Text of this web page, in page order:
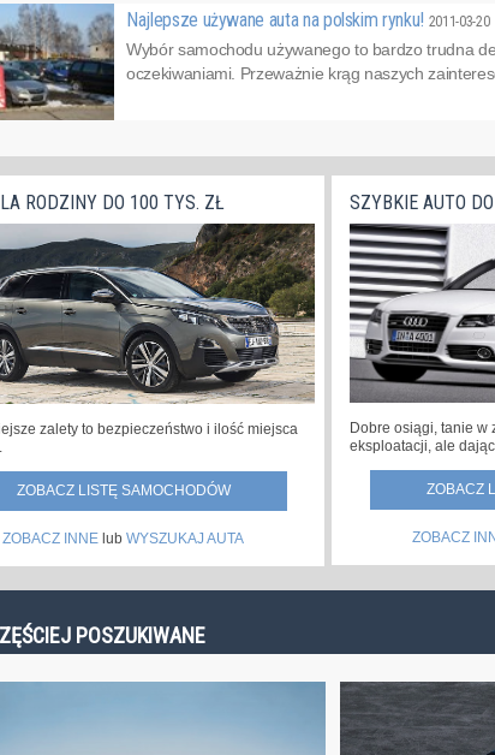
Najlepsze używane auta na polskim rynku! 2011-03-20
Wybór samochodu używanego to bardzo trudna
oczekiwaniami. Przeważnie krąg naszych
RODZINY DO 100 TYS. ZŁ
zalety to bezpieczeństwo i ilość miejsca
ZOBACZ LISTĘ SAMOCHODÓW
ZOBACZ INNE lub WYSZUKAJ AUTA
SZYBKIE AUTO
Dobre osiągi, tanie w
eksploatacji, ale
ZOBACZ
ZOBACZ
POSZUKIWANE